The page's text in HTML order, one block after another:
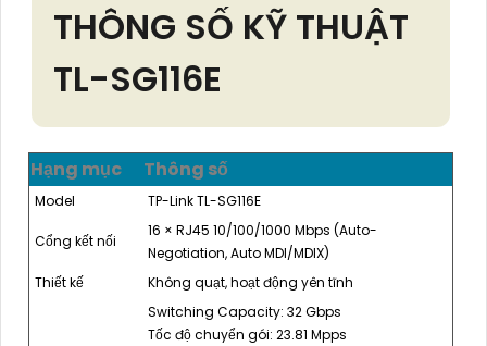
THÔNG SỐ KỸ THUẬT
TL-SG116E
Hạng mục Thông số
Model TP-Link TL-SG116E
Cổng kết nối
16 × RJ45 10/100/1000 Mbps (Auto-
Negotiation, Auto MDI/MDIX)
Thiết kế
Không quạt, hoạt động yên tĩnh
Switching Capacity: 32 Gbps
Tốc độ chuyển gói: 23.81 Mpps